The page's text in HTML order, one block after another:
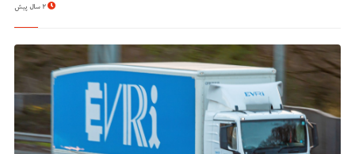
2 سال پیش